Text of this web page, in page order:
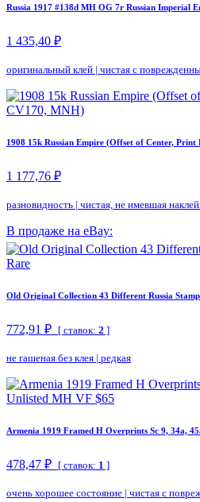
Russia 1917 #138d MH OG 7r Russian Imperial
1 435,40 ₽
оригинальный клей | чистая с
1908 15k Russian Empire (Offset of Center,
1 177,76 ₽
разновидность | чистая, не имевшая
В продаже на eBay:
Old Original Collection 43 Different Russia
772,91 ₽ [ ставок: 2 ]
не гашеная без клея | редкая
Armenia 1919 Framed H Overprints Sc 9, 34a,
478,47 ₽ [ ставок: 1 ]
очень хорошее состояние | чистая с